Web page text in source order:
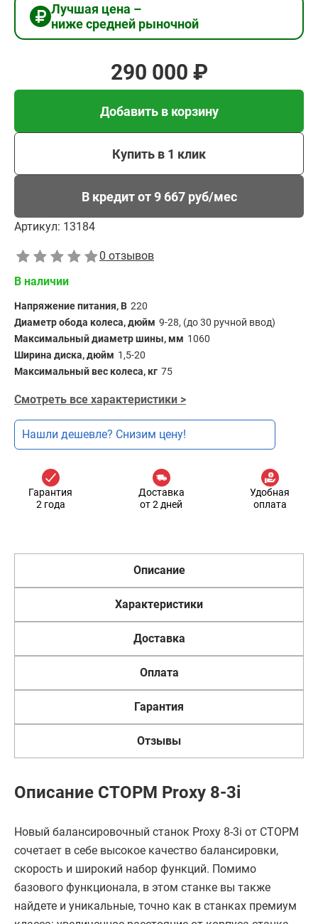
Лучшая цена –
ниже средней рыночной
290 000 ₽
Добавить в корзину
Купить в 1 клик
В кредит от 9 667 руб/мес
Артикул: 13184
0 отзывов
В наличии
Напряжение питания, В 220
Диаметр обода колеса, дюйм 9-28, (до 30 ручной ввод)
Максимальный диаметр шины, мм 1060
Ширина диска, дюйм 1,5-20
Максимальный вес колеса, кг 75
Смотреть все характеристики >
Нашли дешевле? Снизим цену!
Гарантия
2 года
Доставка
от 2 дней
Удобная
оплата
Описание
Характеристики
Доставка
Оплата
Гарантия
Отзывы
Описание СТОРМ Proxy 8-3i
Новый балансировочный станок Proxy 8-3i от СТОРМ
сочетает в себе высокое качество балансировки,
скорость и широкий набор функций. Помимо
базового функционала, в этом станке вы также
найдете и уникальные, точно как в станках премиум
Купить в 1 клик
В кредит от 9 667 руб/